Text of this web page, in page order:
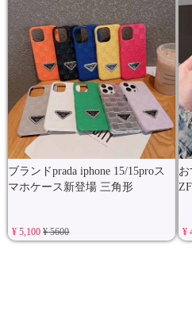
ブランドprada iphone 15/15proス
マホケース新登場 三角形
¥ 5,100¥ 5600
お
¥